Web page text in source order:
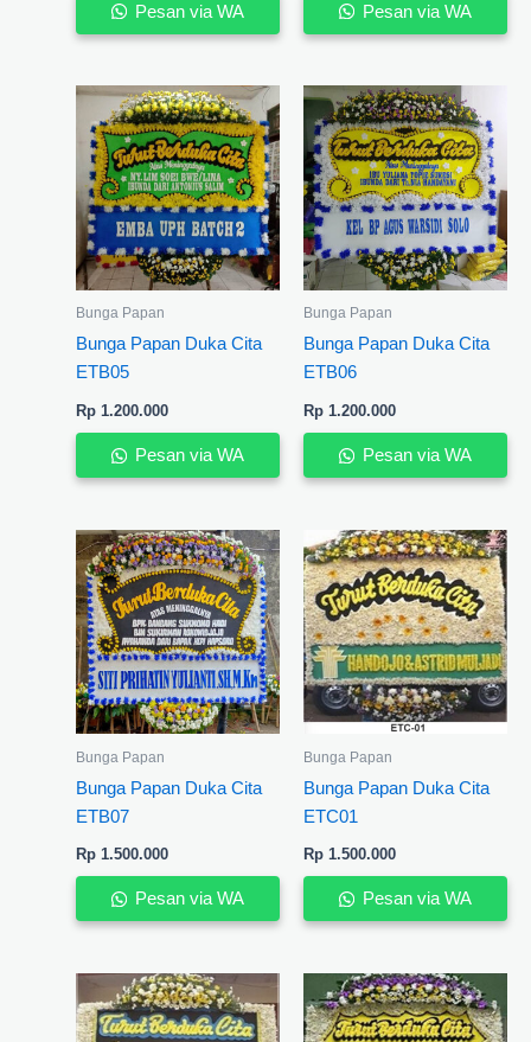
Pesan via WA Pesan via WA
Bunga Papan
Bunga Papan Duka Cita
ETB05
Rp1.200.000
Pesan via WA
Bunga Papan
Bunga Papan Duka Cita
ETB06
Rp1.200.000
Pesan via WA
Bunga Papan
Bunga Papan Duka Cita
ETB07
Rp1.500.000
Pesan via WA
Bunga Papan
Bunga Papan Duka Cita
ETC01
Rp1.500.000
Pesan via WA